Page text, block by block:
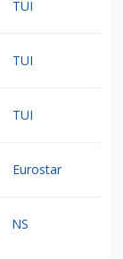
TUI
TUI
TUI
Eurostar
NS